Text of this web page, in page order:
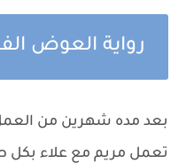
رواية العوض
بعد مده شهرين من
تعمل مريم مع علاء بكل